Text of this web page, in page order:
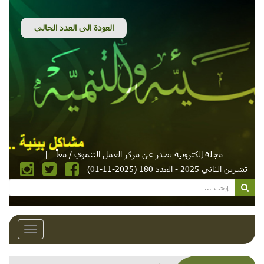
مجلة إلكترونية تصدر عن مركز العمل التنموي / معاً
|
تشرين الثاني 2025 - العدد 180 (2025-11-01)
Toggle